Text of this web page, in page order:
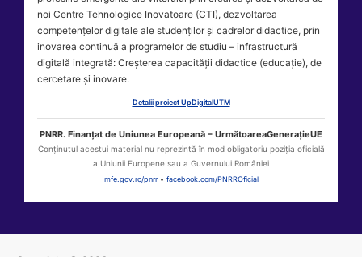
noi Centre Tehnologice Inovatoare (CTI), dezvoltarea
competențelor digitale ale studenților și cadrelor didactice, prin
inovarea continuă a programelor de studiu – infrastructură
digitală integrată: Creșterea capacității didactice (educație), de
cercetare și inovare.
Detalii proiect UpDigitalUTM
PNRR. Finanțat de Uniunea Europeană – UrmătoareaGenerațieUE
Conținutul acestui material nu reprezintă în mod obligatoriu poziția oficială
a Uniunii Europene sau a Guvernului României
mfe.gov.ro/pnrr• facebook.com/PNRROficial